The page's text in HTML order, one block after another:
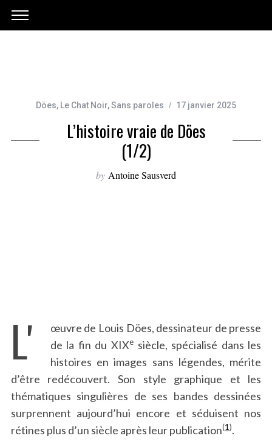
Döes, Le Chat Noir,Sans paroles 17 janvier 2025
L’histoire vraie de Döes
(1/2)
by Antoine Sausverd
Lʼ
œuvre de Louis Döes, dessinateur de presse
de la fin du XIXe siècle, spécialisé dans les
histoires en images sans légendes, mérite
d’être redécouvert. Son style graphique et les
thématiques singulières de ses bandes dessinées
surprennent aujourd’hui encore et séduisent nos
rétines plus d’un siècle après leur publication(1).